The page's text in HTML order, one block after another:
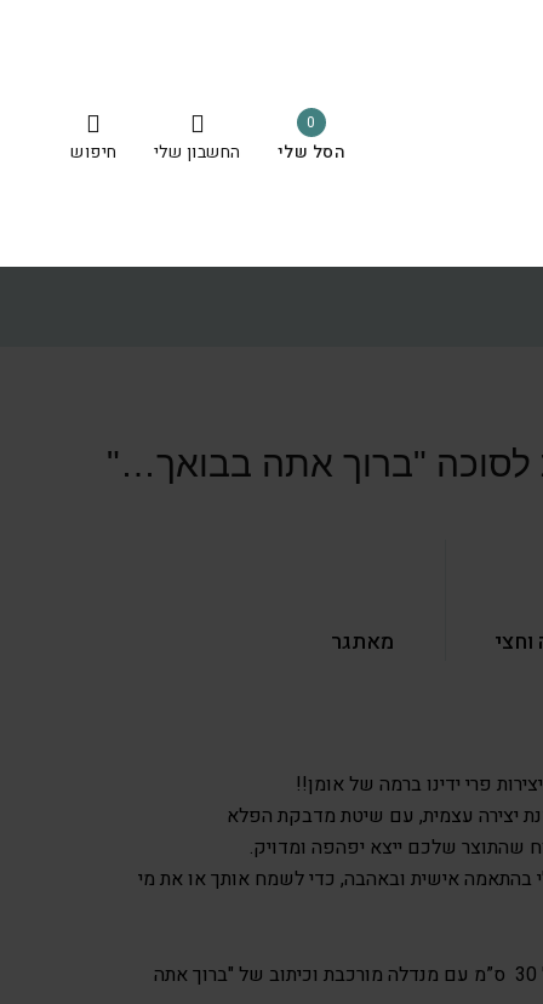
0
הסל שלי החשבון שלי חיפוש
לסוכה "ברוך אתה בבואך…"
מאתגר
פרי ידינו ברמה של אומן!!
יצירה עצמית, עם שיטת מדבקת הפלא
שהתוצר שלכם ייצא יפהפה ומדויק.
בהתאמה אישית ובאהבה, כדי לשמח אותך או את מי
1 קנבס ריבוע בגודל 30 על 30 ס”מ עם מנדלה מורכבת וכיתוב של "ברוך אתה